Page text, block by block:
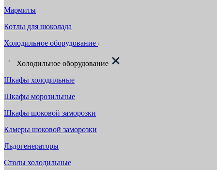
Мармиты
Котлы для шоколада
Холодильное оборудование
Холодильное оборудование
Шкафы холодильные
Шкафы морозильные
Шкафы шоковой заморозки
Камеры шоковой заморозки
Льдогенераторы
Столы холодильные